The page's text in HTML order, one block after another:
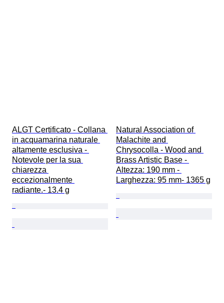
ALGT Certificato - Collana
in acquamarina naturale
altamente esclusiva -
Notevole per la sua
chiarezza
eccezionalmente
radiante.- 13.4 g
Natural Association of
Malachite and
Chrysocolla - Wood and
Brass Artistic Base -
Altezza: 190 mm -
Larghezza: 95 mm- 1365 g